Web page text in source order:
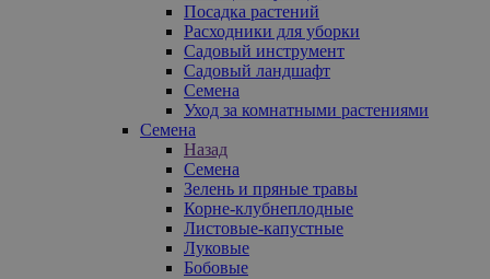
Посадка растений
Расходники для уборки
Садовый инструмент
Садовый ландшафт
Семена
Уход за комнатными растениями
Семена
Назад
Семена
Зелень и пряные травы
Корне-клубнеплодные
Листовые-капустные
Луковые
Бобовые